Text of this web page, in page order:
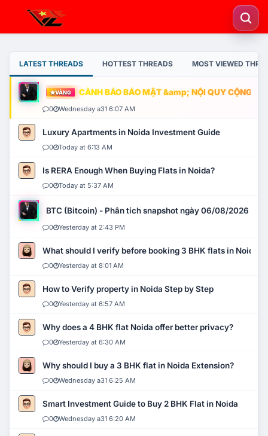
LATEST THREADS HOTTEST THREADS MOST VIEWED
VÀNG CẢNH BÁO BẢO MẬT &amp; NỘI QUY CỘNG
0 Wednesday a31 6:07 AM
Luxury Apartments in Noida Investment Guide
0 Today at 6:13 AM
Is RERA Enough When Buying Flats in Noida?
0 Today at 5:37 AM
BTC (Bitcoin) - Phân tích snapshot ngày 06/08/2026
0 Yesterday at 2:43 PM
What should I verify before booking 3 BHK flats in Noida?
0 Yesterday at 8:01 AM
How to Verify property in Noida Step by Step
0 Yesterday at 6:57 AM
Why does a 4 BHK flat Noida offer better privacy?
0 Yesterday at 6:30 AM
Why should I buy a 3 BHK flat in Noida Extension?
0 Wednesday a31 6:25 AM
Smart Investment Guide to Buy 2 BHK Flat in Noida
0 Wednesday a31 6:20 AM